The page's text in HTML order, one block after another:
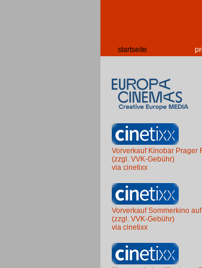
startseite
Vorverkauf Kinobar Prager
(zzgl. VVK-Gebühr)
via cinetixx
Vorverkauf Sommerkino
(zzgl. VVK-Gebühr)
via cinetixx